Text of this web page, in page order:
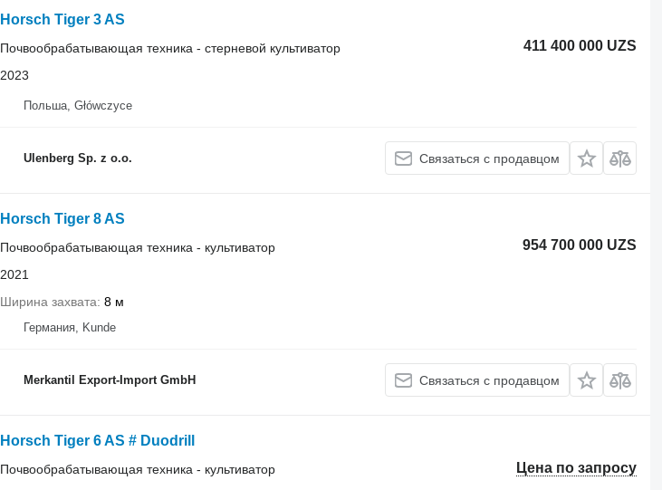
Horsch Tiger 3 AS
411 400 000 UZS
Почвообрабатывающая техника - стерневой культиватор
2023
Польша, Główczyce
Ulenberg Sp. z o.o. Связаться с продавцом
Horsch Tiger 8 AS
954 700 000 UZS
Почвообрабатывающая техника - культиватор
2021
Ширина захвата 8 м
Германия, Kunde
Merkantil Export-Import GmbH Связаться с продавцом
Horsch Tiger 6 AS # Duodrill
Цена по запросу
Почвообрабатывающая техника - культиватор